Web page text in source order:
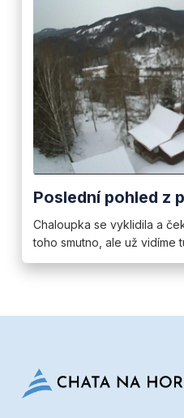
Poslední pohled z
Chaloupka se vyklidila a
toho smutno, ale už vidíme